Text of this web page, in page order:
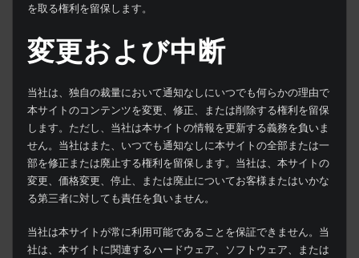
を取る権利を留保します。
変更および中断
当社は、独自の裁量において通知なしにいつでも何らかの理由で
本サイトのコンテンツを変更、修正、または削除する権利を留保
します。ただし、当社は本サイトの情報を更新する義務を負いま
せん。当社はまた、いつでも通知なしに本サイトの全部または一
部を修正または廃止する権利を留保します。当社は、本サイトの
変更、価格変更、停止、または廃止についてお客様またはいかな
る第三者に対しても責任を負いません。
当社は本サイトが常に利用可能であることを保証できません。当
社は、本サイトに関連するハードウェア、ソフトウェア、または